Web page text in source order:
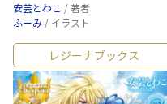
安芸とわこ / 著者
ふーみ / イラスト
レジーナブックス